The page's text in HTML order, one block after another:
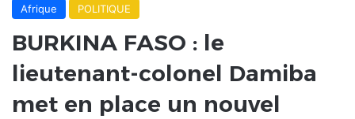
Afrique POLITIQUE
BURKINA FASO : le
lieutenant-colonel Damiba
met en place un nouvel